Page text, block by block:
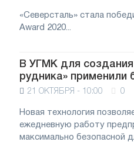
«Северсталь» стала
Award 2020...
В УГМК для
рудника» применили
21 ОКТЯБРЯ - 10:00 0
Новая технология
ежедневную работу
максимально безопасной